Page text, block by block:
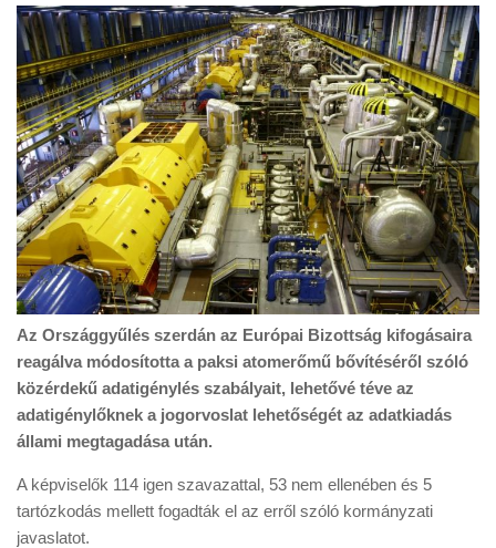
Az Országgyűlés szerdán az Európai Bizottság kifogásaira
reagálva módosította a paksi atomerőmű bővítéséről szóló
közérdekű adatigénylés szabályait, lehetővé téve az
adatigénylőknek a jogorvoslat lehetőségét az adatkiadás
állami megtagadása után.
A képviselők 114 igen szavazattal, 53 nem ellenében és 5
tartózkodás mellett fogadták el az erről szóló kormányzati
javaslatot.